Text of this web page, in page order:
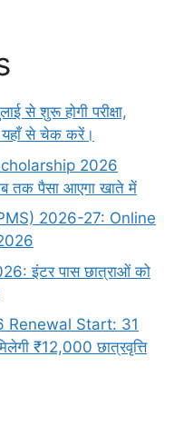
से शुरू होगी परीक्षा,
यहाँ से चेक करें।
2026
पैसा आएगा खाते में
2026-27: Online
इंटर पास छात्राओं को
Renewal Start: 31
₹12,000 छात्रवृत्ति